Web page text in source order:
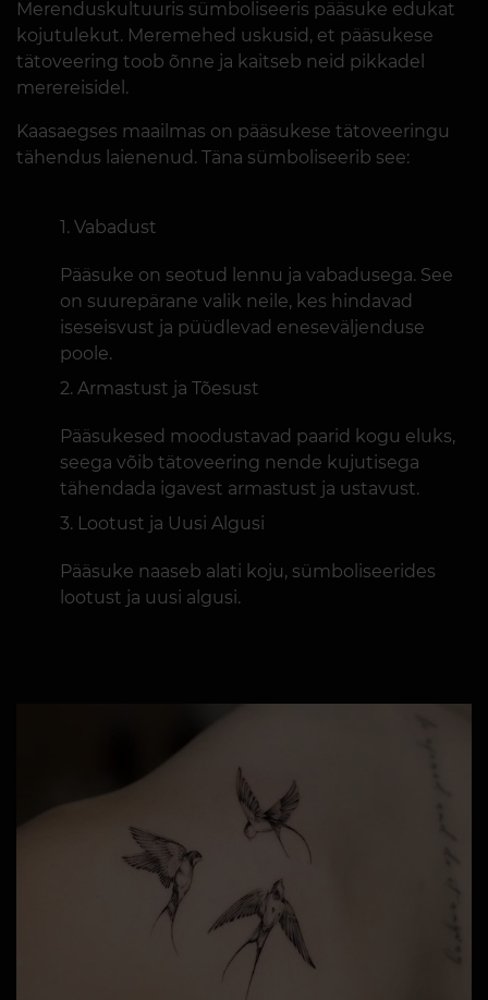
Merenduskultuuris sümboliseeris pääsuke edukat
kojutulekut. Meremehed uskusid, et pääsukese
tätoveering toob õnne ja kaitseb neid pikkadel
merereisidel.
Kaasaegses maailmas on pääsukese tätoveeringu
tähendus laienenud. Täna sümboliseerib see:
Vabadust
Pääsuke on seotud lennu ja vabadusega. See
on suurepärane valik neile, kes hindavad
iseseisvust ja püüdlevad eneseväljenduse
poole.
Armastust ja Tõesust
Pääsukesed moodustavad paarid kogu eluks,
seega võib tätoveering nende kujutisega
tähendada igavest armastust ja ustavust.
Lootust ja Uusi Algusi
Pääsuke naaseb alati koju, sümboliseerides
lootust ja uusi algusi.